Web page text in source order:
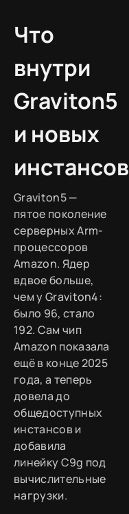
Что
внутри
Graviton5
и новых
инстансов
Graviton5 —
пятое поколение
серверных Arm-
процессоров
Amazon. Ядер
вдвое больше,
чем у Graviton4:
было 96, стало
192. Сам чип
Amazon показала
ещё в конце 2025
года, а теперь
довела до
общедоступных
инстансов и
добавила
линейку C9g под
вычислительные
нагрузки.